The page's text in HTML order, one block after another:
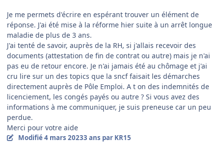
Je me permets d'écrire en espérant trouver un élément de
réponse. J'ai été mise à la réforme hier suite à un arrêt longue
maladie de plus de 3 ans.
J'ai tenté de savoir, auprès de la RH, si j'allais recevoir des
documents (attestation de fin de contrat ou autre) mais je n'ai
pas eu de retour encore. Je n'ai jamais été au chômage et j'ai
cru lire sur un des topics que la sncf faisait les démarches
directement auprès de Pôle Emploi. A t on des indemnités de
licenciement, les congés payés ou autre ? Si vous avez des
informations à me communiquer, je suis preneuse car un peu
perdue.
Merci pour votre aide
Modifié4 mars 20233 ans par KR15